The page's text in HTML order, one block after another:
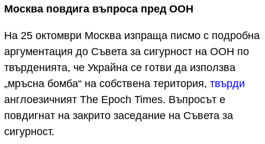
Москва повдига въпроса пред ООН
На 25 октомври Москва изпраща писмо с подробна
аргументация до Съвета за сигурност на ООН по
твърденията, че Украйна се готви да използва
„мръсна бомба“ на собствена територия, твърди
англоезичният The Epoch Times. Въпросът е
повдигнат на закрито заседание на Съвета за
сигурност.